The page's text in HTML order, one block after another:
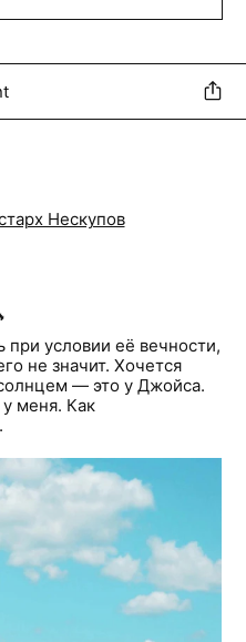
Нескупов
условии её вечности,
не значит. Хочется
— это у Джойса.
меня. Как